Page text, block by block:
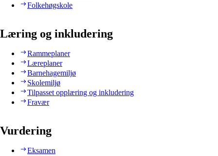
Folkehøgskole
Læring og inkludering
Rammeplaner
Læreplaner
Barnehagemiljø
Skolemiljø
Tilpasset opplæring og inkludering
Fravær
Vurdering
Eksamen